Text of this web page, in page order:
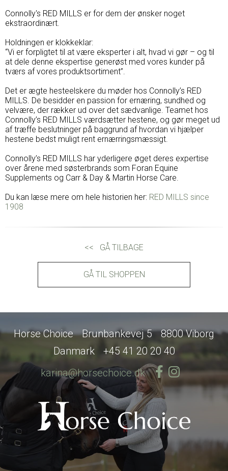
Connolly's RED MILLS er for dem der ønsker noget
ekstraordinært.
Holdningen er klokkeklar:
“Vi er forpligtet til at være eksperter i alt, hvad vi gør – og til
at dele denne ekspertise generøst med vores kunder på
tværs af vores produktsortiment”.
Det er ægte hesteelskere du møder hos Connolly’s RED
MILLS. De besidder en passion for ernæring, sundhed og
velvære, der rækker ud over det sædvanlige. Teamet hos
Connolly’s RED MILLS værdsætter hestene, og gør meget ud
af træffe beslutninger på baggrund af hvordan vi hjælper
hestene bedst muligt rent ernærringsmæssigt.
Connolly’s RED MILLS har yderligere øget deres expertise
over årene med søsterbrands som Foran Equine
Supplements og Carr & Day & Martin Horse Care.
Du kan læse mere om hele historien her: RED MILLS since
1908
<< GÅ TILBAGE
GÅ TIL SHOPPEN
Horse Choice Brunbankevej 5
8800 Viborg
Danmark
+45 41 20 20 40
karina@horsechoice.dk